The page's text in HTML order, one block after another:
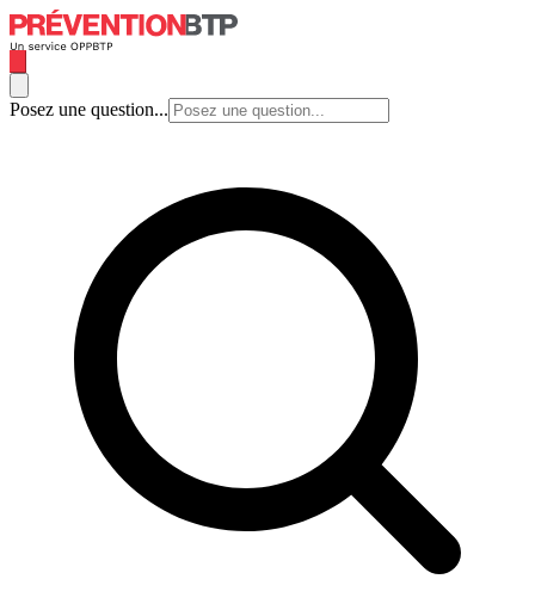
Posez une question...